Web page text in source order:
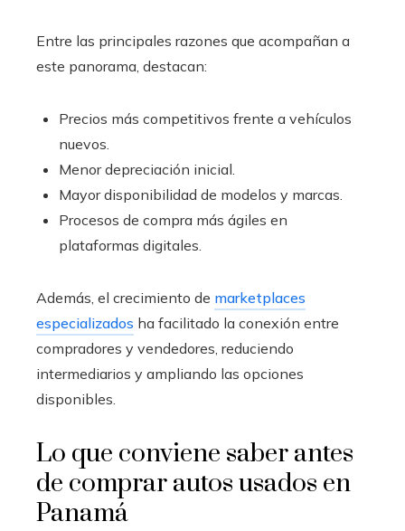
Entre las principales razones que acompañan a
este panorama, destacan:
Precios más competitivos frente a vehículos
nuevos.
Menor depreciación inicial.
Mayor disponibilidad de modelos y marcas.
Procesos de compra más ágiles en
plataformas digitales.
Además, el crecimiento de marketplaces
especializados ha facilitado la conexión entre
compradores y vendedores, reduciendo
intermediarios y ampliando las opciones
disponibles.
Lo que conviene saber antes
de comprar autos usados en
Panamá